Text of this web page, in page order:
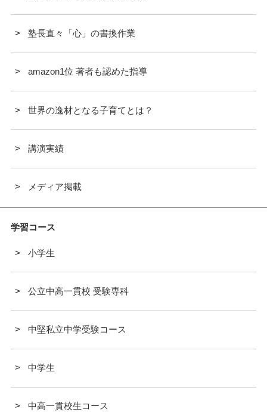
塾長直々「心」の書換作業
amazon1位 著者も認めた指導
世界の逸材となる子育てとは？
講演実績
メディア掲載
学習コース
小学生
公立中高一貫校 受験専科
中堅私立中学受験コース
中学生
中高一貫校生コース